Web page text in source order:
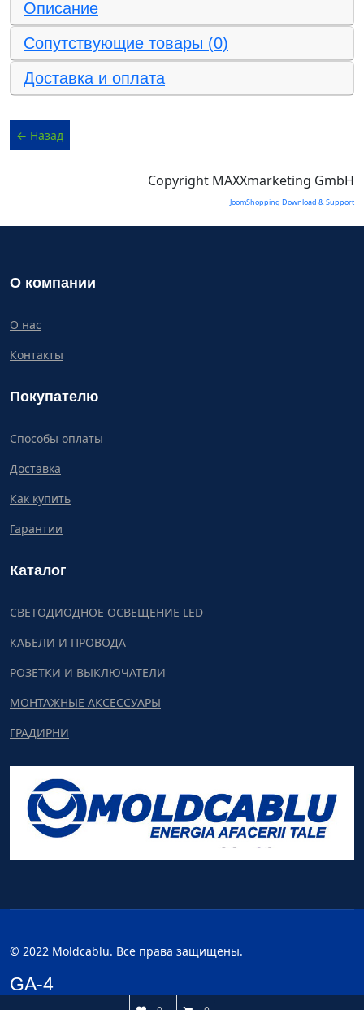
Описание
Сопутствующие товары (0)
Доставка и оплата
Copyright MAXXmarketing GmbH
JoomShopping Download & Support
О компании
О нас
Контакты
Покупателю
Способы оплаты
Доставка
Как купить
Гарантии
Каталог
СВЕТОДИОДНОЕ ОСВЕЩЕНИЕ LED
КАБЕЛИ И ПРОВОДА
РОЗЕТКИ И ВЫКЛЮЧАТЕЛИ
МОНТАЖНЫЕ АКСЕССУАРЫ
ГРАДИРНИ
© 2022 Moldcablu. Все права защищены.
GA-4